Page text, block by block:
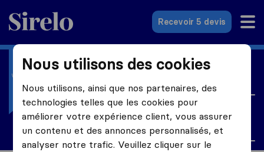
Sirelo.fr
Recevoir 5 devis
Je déménage vers
Je cherche
Assurance santé
Nous utilisons des cookies
Nous utilisons, ainsi que nos partenaires, des
technologies telles que les cookies pour
améliorer votre expérience client, vous assurer
un contenu et des annonces personnalisés, et
analyser notre trafic. Veuillez cliquer sur le